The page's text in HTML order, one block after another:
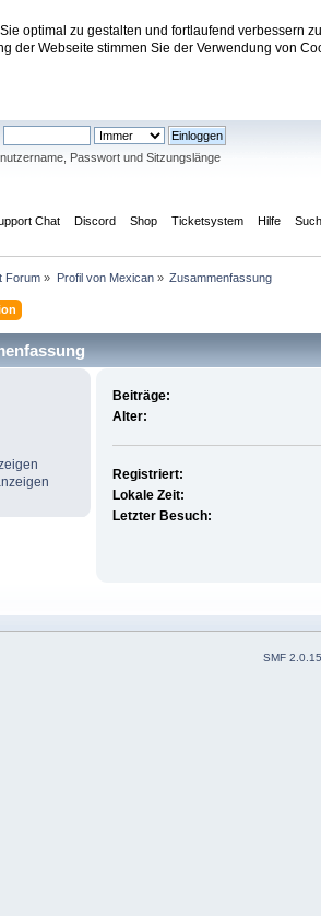
optimal zu gestalten und fortlaufend verbessern
der Webseite stimmen Sie der Verwendung von
Support Forum
Passwort und Sitzungslänge
Chat Discord Shop Ticketsystem Hilfe
Forum » Profil von Mexican» Zusammenfassung
Beiträge:
Alter:
Registriert:
Lokale Zeit:
Letzter Besuch:
SMF 2.0.15